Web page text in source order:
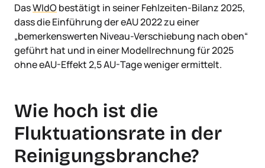
DasWIdObestätigt in seiner Fehlzeiten-Bilanz 2025,
dass die Einführung der eAU 2022 zu einer
„bemerkenswerten Niveau-Verschiebung nach oben“
geführt hat und in einer Modellrechnung für 2025
ohne eAU-Effekt 2,5 AU-Tage weniger ermittelt.
Wie hoch ist die
Fluktuationsrate in der
Reinigungsbranche?